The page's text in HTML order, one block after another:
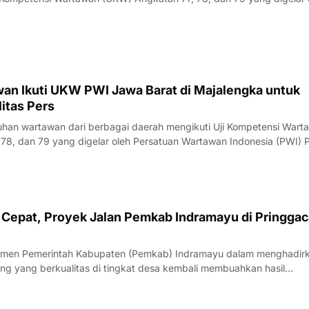
Juli 2026.Penguji UKW, Rita, menyampaikan hasil evaluasi
Ikuti UKW PWI Jawa Barat di Majalengka untuk
Pers
wartawan dari berbagai daerah mengikuti Uji Kompetensi
dan 79 yang digelar oleh Persatuan Wartawan Indonesia (PWI)
Rabu (22/7/2026).Pelaksana Tugas (Plt) Ketua PWI Jawa
Proyek Jalan Pemkab Indramayu di
Pemerintah Kabupaten (Pemkab) Indramayu dalam
yang berkualitas di tingkat desa kembali membuahkan hasil
yang apik antara pemangku kebijakan dan penyedia jasa, proyek